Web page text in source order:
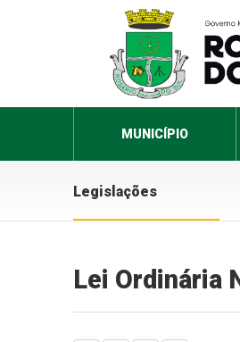
MUNICÍPIO
Legislações
Lei Ordinária